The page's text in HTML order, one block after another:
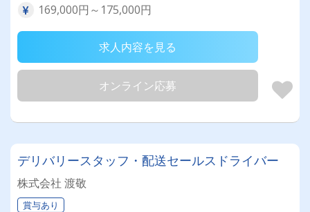
169,000円～175,000円
求人内容を見る
オンライン応募
デリバリースタッフ・配送セールスドライバー
株式会社 渡敬
賞与あり